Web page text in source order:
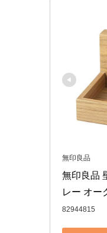
無印良品
無印良品
レー オー
82944815